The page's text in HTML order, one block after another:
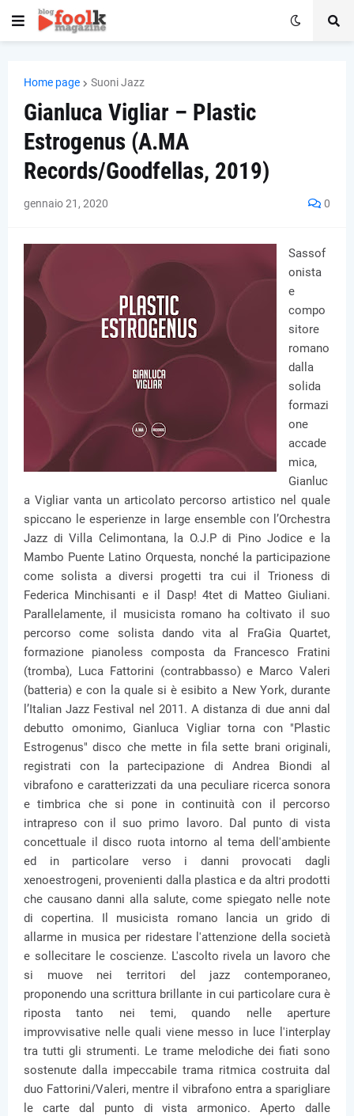
Home page Suoni Jazz
Gianluca Vigliar – Plastic
Estrogenus (A.MA
Records/Goodfellas, 2019)
gennaio 21, 2020 0
Sassof
onista
e
compo
sitore
romano
dalla
solida
formazi
one
accade
mica,
Gianluc
a Vigliar vanta un articolato percorso artistico nel quale
spiccano le esperienze in large ensemble con l’Orchestra
Jazz di Villa Celimontana, la O.J.P di Pino Jodice e la
Mambo Puente Latino Orquesta, nonché la participazione
come solista a diversi progetti tra cui il Trioness di
Federica Minchisanti e il Dasp! 4tet di Matteo Giuliani.
Parallelamente, il musicista romano ha coltivato il suo
percorso come solista dando vita al FraGia Quartet,
formazione pianoless composta da Francesco Fratini
(tromba), Luca Fattorini (contrabbasso) e Marco Valeri
(batteria) e con la quale si è esibito a New York, durante
l’Italian Jazz Festival nel 2011. A distanza di due anni dal
debutto omonimo, Gianluca Vigliar torna con "Plastic
Estrogenus" disco che mette in fila sette brani originali,
registrati con la partecipazione di Andrea Biondi al
vibrafono e caratterizzati da una peculiare ricerca sonora
e timbrica che si pone in continuità con il percorso
intrapreso con il suo primo lavoro. Dal punto di vista
concettuale il disco ruota intorno al tema dell'ambiente
ed in particolare verso i danni provocati dagli
xenoestrogeni, provenienti dalla plastica e da altri prodotti
che causano danni alla salute, come spiegato nelle note
di copertina. Il musicista romano lancia un grido di
allarme in musica per ridestare l'attenzione della società
e sollecitare le coscienze. L'ascolto rivela un lavoro che
si muove nei territori del jazz contemporaneo,
proponendo una scrittura brillante in cui particolare cura è
riposta tanto nei temi, quando nelle aperture
improvvisative nelle quali viene messo in luce l'interplay
tra tutti gli strumenti. Le trame melodiche dei fiati sono
sostenute dalla impeccabile trama ritmica costruita dal
duo Fattorini/Valeri, mentre il vibrafono entra a sparigliare
le carte dal punto di vista armonico. Aperto dalle